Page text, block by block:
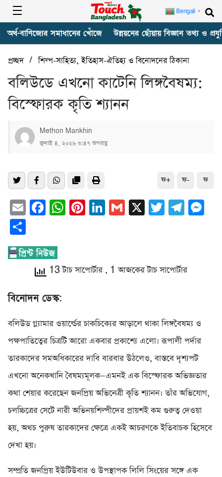
অর্থ-বাণিজ্যের সমাধানের খোঁজে উন্নয়নের ছোঁয়ায় বিজ্ঞান তথ্য ও
প্রচ্ছদ/শিল্প-সাহিত্য, ইতিহাস-ঐতিহ্য ও বিনোদনের ঠিকানা
বলিউডে এখনো কাটেনি লিঙ্গবৈষম্য:
বিস্ফোরক কৃতি শ্যানন
Methon Mankhin
জুলাই ৪, ২০২৬ ৩:৪৭ অপরাহ্ণ
ফ+ ফ- ফ
EmailFacebook
WhatsApp
Pinterest
LinkedIn
Gmail
X Twitter
13 টাচ সাপোর্টার , 1 আজকের টাচ সাপোর্টার
বিনোদন ডেস্ক:
বলিউড গ্ল্যামার ওয়ার্ল্ডের চাকচিক্যের আড়ালে থাকা লিঙ্গবৈষম্য ও
পক্ষপাতিত্বের চিত্রটি আরো একবার প্রকাশ্যে এলো। রূপালী পর্দার
তারকাদের সমঅধিকারের দাবি বারবার উঠলেও, বাস্তবে দৃশ্যপট
এখনো অনেকখানি বৈষম্যমূলক—এমনই এক বিস্ফোরক অভিজ্ঞতার
কথা শেয়ার করেছেন জনপ্রিয় অভিনেত্রী কৃতি শ্যানন। তাঁর অভিযোগ,
চলচ্চিত্রের সেটে নারী অভিনয়শিল্পীদের প্রায়শই কম গুরুত্ব দেওয়া
হয়, অথচ পুরুষ তারকাদের ক্ষেত্রে একই আচরণকে ইতিবাচক হিসেবে
দেখা হয়।
সম্প্রতি জনপ্রিয় ইউটিউবার ও উপস্থাপক লিলি সিংয়ের সঙ্গে এক
Bengali ▼